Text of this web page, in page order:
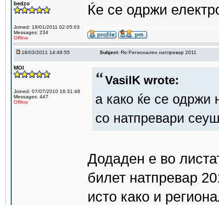
bedzo
Joined: 18/01/2011 02:05:03
Messages: 234
Offline
Ќе се одржи
18/03/2011 14:49:55 Subject: Re:Регионален натпревар 2011
MOI
Joined: 07/07/2010 16:31:48
Messages: 447
Offline
VasilK wrote:
а како ќе се одржи
со натпревари
Додаден е во
билет натпревар
исто како и